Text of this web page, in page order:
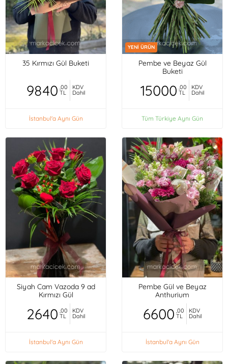
35 Kırmızı Gül Buketi
9840 ,00
TL
KDV
Dahil
İstanbul'a Aynı Gün
YENİ ÜRÜN
Pembe ve Beyaz Gül
Buketi
15000 ,00
TL
KDV
Dahil
Tüm Türkiye Aynı Gün
Siyah Cam Vazoda 9 ad
Kırmızı Gül
2640 ,00
TL
KDV
Dahil
İstanbul'a Aynı Gün
Pembe Gül ve Beyaz
Anthurium
6600 ,00
TL
KDV
Dahil
İstanbul'a Aynı Gün